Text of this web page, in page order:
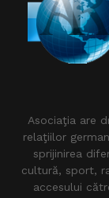
Asociaţia are
relaţiilor
sprijinirea
cultură, sport,
accesului